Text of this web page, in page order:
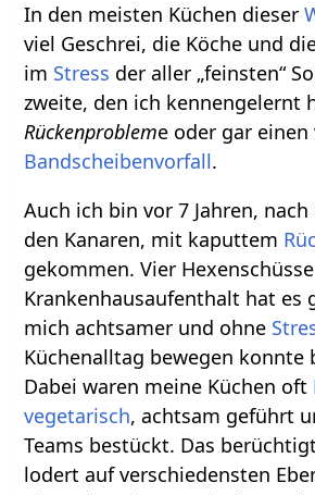
In den meisten Küchen dieser
viel Geschrei, die Köche und
im Stress der aller „feinsten“
zweite, den ich kennengelernt
Rückenprobleme oder gar
Bandscheibenvorfall.
Auch ich bin vor 7 Jahren,
den Kanaren, mit kaputtem
gekommen. Vier
Krankenhausaufenthalt hat es
mich achtsamer und ohne
Küchenalltag bewegen konnte
Dabei waren meine Küchen oft
vegetarisch, achtsam geführt
Teams bestückt. Das
lodert auf verschiedensten